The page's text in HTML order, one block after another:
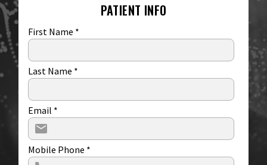
PATIENT INFO
First Name *
Last Name *
Email *
Mobile Phone *